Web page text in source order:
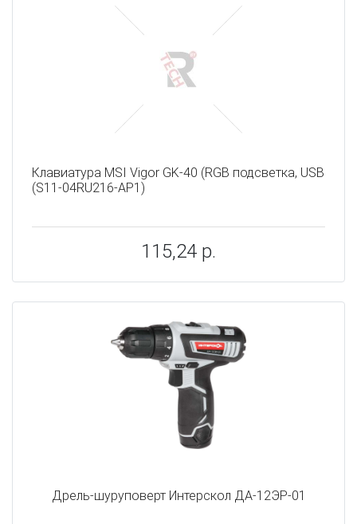
Клавиатура MSI Vigor GK-40 (RGB подсветка, USB
(S11-04RU216-AP1)
115,24 р.
Дрель-шуруповерт Интерскол ДА-12ЭР-01